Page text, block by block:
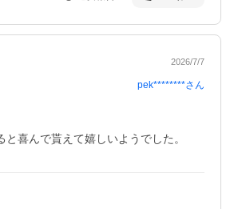
2026/7/7
pek********さん
喜んで貰えて嬉しいようでした。